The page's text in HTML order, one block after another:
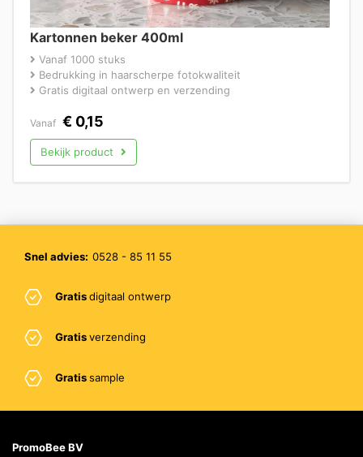
Kartonnen beker 400ml
Vanaf 1000 stuks
Bedrukking in haarscherpe fotokwaliteit
Gratis digitaal ontwerp en verzending
Vanaf € 0,15
Bekijk product
Snel advies: 0528 - 85 11 55
Gratisdigitaal ontwerp
Gratisverzending
Gratissample
PromoBee BV